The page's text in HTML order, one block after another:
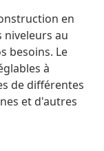
en
niveleurs au
besoins. Le
à
de différentes
et d'autres